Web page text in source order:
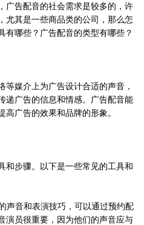
广告配音的社会需求是较多的，许
尤其是一些商品类的公司，那么怎
有哪些？广告配音的类型有哪些？
等媒介上为广告设计合适的声音，
递广告的信息和情感。广告配音能
广告的效果和品牌的形象。
和步骤。以下是一些常见的工具和
声音和表演技巧，可以通过预约配
演员很重要，因为他们的声音应与